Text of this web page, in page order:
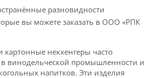
разновидности
вы можете заказать в ООО «РПК
некхенгеры часто
в винодельческой промышленности и
напитков. Эти изделия